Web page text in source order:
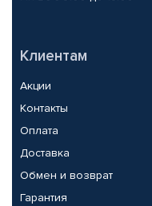
Клиентам
Акции
Контакты
Оплата
Доставка
Обмен и возврат
Гарантия